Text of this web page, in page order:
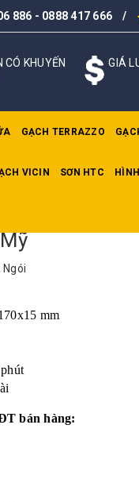
886 - 0888 417 666 /
CÓ KHUYẾN
GIÁ
GẠCH TERRAZZO
VICIN SƠN HTC
Ngói
mm
bán hàng: